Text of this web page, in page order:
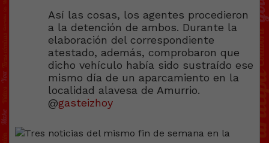
Así las cosas, los agentes procedieron
a la detención de ambos. Durante la
elaboración del correspondiente
atestado, además, comprobaron que
dicho vehículo había sido sustraído ese
mismo día de un aparcamiento en la
localidad alavesa de Amurrio.
@gasteizhoy